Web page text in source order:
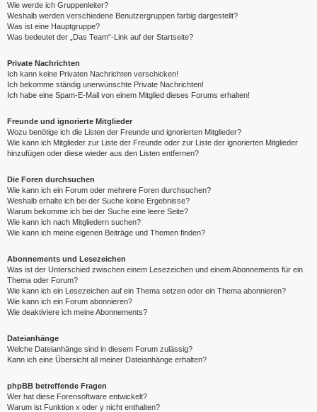
Wie werde ich Gruppenleiter?
Weshalb werden verschiedene Benutzergruppen farbig dargestellt?
Was ist eine Hauptgruppe?
Was bedeutet der „Das Team“-Link auf der Startseite?
Private Nachrichten
Ich kann keine Privaten Nachrichten verschicken!
Ich bekomme ständig unerwünschte Private Nachrichten!
Ich habe eine Spam-E-Mail von einem Mitglied dieses Forums erhalten!
Freunde und ignorierte Mitglieder
Wozu benötige ich die Listen der Freunde und ignorierten Mitglieder?
Wie kann ich Mitglieder zur Liste der Freunde oder zur Liste der ignorierten Mitglieder
hinzufügen oder diese wieder aus den Listen entfernen?
Die Foren durchsuchen
Wie kann ich ein Forum oder mehrere Foren durchsuchen?
Weshalb erhalte ich bei der Suche keine Ergebnisse?
Warum bekomme ich bei der Suche eine leere Seite?
Wie kann ich nach Mitgliedern suchen?
Wie kann ich meine eigenen Beiträge und Themen finden?
Abonnements und Lesezeichen
Was ist der Unterschied zwischen einem Lesezeichen und einem Abonnements für ein
Thema oder Forum?
Wie kann ich ein Lesezeichen auf ein Thema setzen oder ein Thema abonnieren?
Wie kann ich ein Forum abonnieren?
Wie deaktiviere ich meine Abonnements?
Dateianhänge
Welche Dateianhänge sind in diesem Forum zulässig?
Kann ich eine Übersicht all meiner Dateianhänge erhalten?
phpBB betreffende Fragen
Wer hat diese Forensoftware entwickelt?
Warum ist Funktion x oder y nicht enthalten?